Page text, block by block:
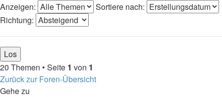
Anzeigen:
Sortiere nach:
Richtung:
20 Themen • Seite 1 von 1
Zurück zur Foren-Übersicht
Gehe zu